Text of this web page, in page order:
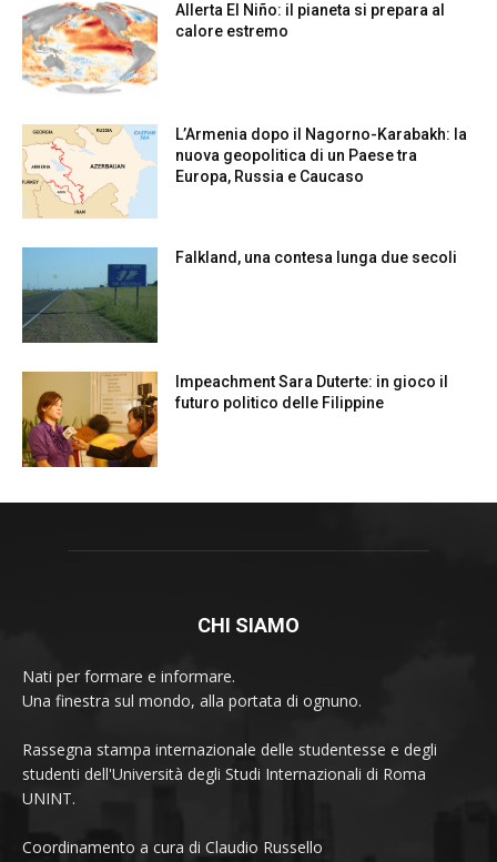
Allerta El Niño: il pianeta si prepara al
calore estremo
L’Armenia dopo il Nagorno-Karabakh: la
nuova geopolitica di un Paese tra
Europa, Russia e Caucaso
Falkland, una contesa lunga due secoli
Impeachment Sara Duterte: in gioco il
futuro politico delle Filippine
CHI SIAMO
Nati per formare e informare.
Una finestra sul mondo, alla portata di ognuno.
Rassegna stampa internazionale delle studentesse e degli
studenti dell'Università degli Studi Internazionali di Roma
UNINT.
Coordinamento a cura di Claudio Russello